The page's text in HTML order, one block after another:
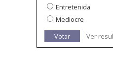
Entretenida
Mediocre
Votar
Ver